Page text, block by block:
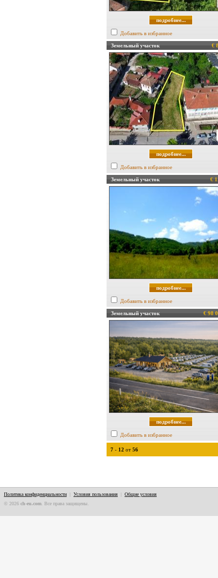
подробнее...
Добавить в избранное
Земельный участок €
подробнее...
Добавить в избранное
Земельный участок €
подробнее...
Добавить в избранное
Земельный участок € 98
подробнее...
Добавить в избранное
7 - 12 от 56
Политика конфиденциальности Условия пользования
Общие условия
© 2026 ch-eu.com . Все права защищены.